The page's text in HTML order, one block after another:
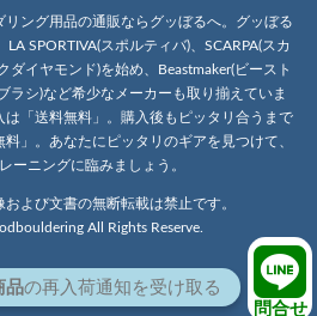
問合せ
ング用品の通販ならグッぼるへ。グッぼる
SPORTIVA(スポルティバ)、SCARPA(スカ
ダイヤモンド)を始め、Beastmaker(ビースト
ラシ)など希少なメーカーも取り揃えていま
「送料無料」。購入後もピッタリ合うまで
」。あなたにピッタリのギアを見つけて、
ーニングに臨みましょう。
よび文書の無断転載は禁止です。
All Rights Reserve.
品の再入荷通知を受け取る